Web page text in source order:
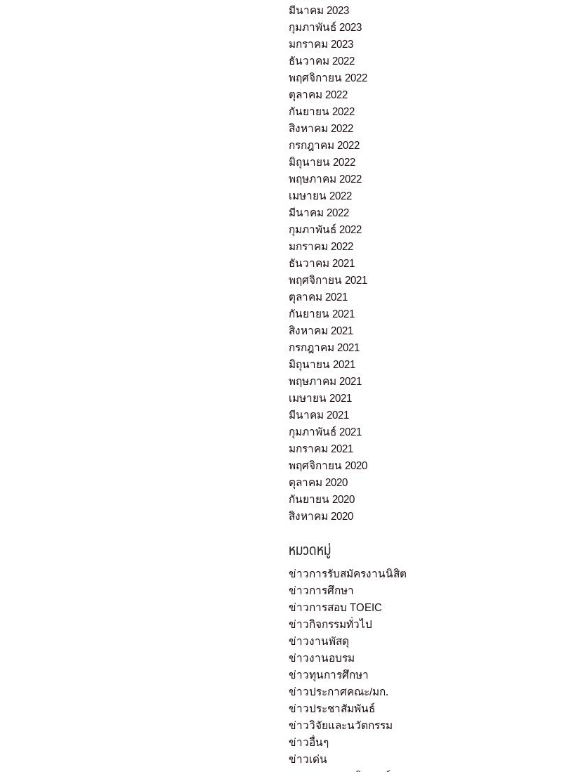
มีนาคม 2023
กุมภาพันธ์ 2023
มกราคม 2023
ธันวาคม 2022
พฤศจิกายน 2022
ตุลาคม 2022
กันยายน 2022
สิงหาคม 2022
กรกฎาคม 2022
มิถุนายน 2022
พฤษภาคม 2022
เมษายน 2022
มีนาคม 2022
กุมภาพันธ์ 2022
มกราคม 2022
ธันวาคม 2021
พฤศจิกายน 2021
ตุลาคม 2021
กันยายน 2021
สิงหาคม 2021
กรกฎาคม 2021
มิถุนายน 2021
พฤษภาคม 2021
เมษายน 2021
มีนาคม 2021
กุมภาพันธ์ 2021
มกราคม 2021
พฤศจิกายน 2020
ตุลาคม 2020
กันยายน 2020
สิงหาคม 2020
หมวดหมู่
ข่าวการรับสมัครงานนิสิต
ข่าวการศึกษา
ข่าวการสอบ TOEIC
ข่าวกิจกรรมทั่วไป
ข่าวงานพัสดุ
ข่าวงานอบรม
ข่าวทุนการศึกษา
ข่าวประกาศคณะ/มก.
ข่าวประชาสัมพันธ์
ข่าววิจัยและนวัตกรรม
ข่าวอื่นๆ
ข่าวเด่น